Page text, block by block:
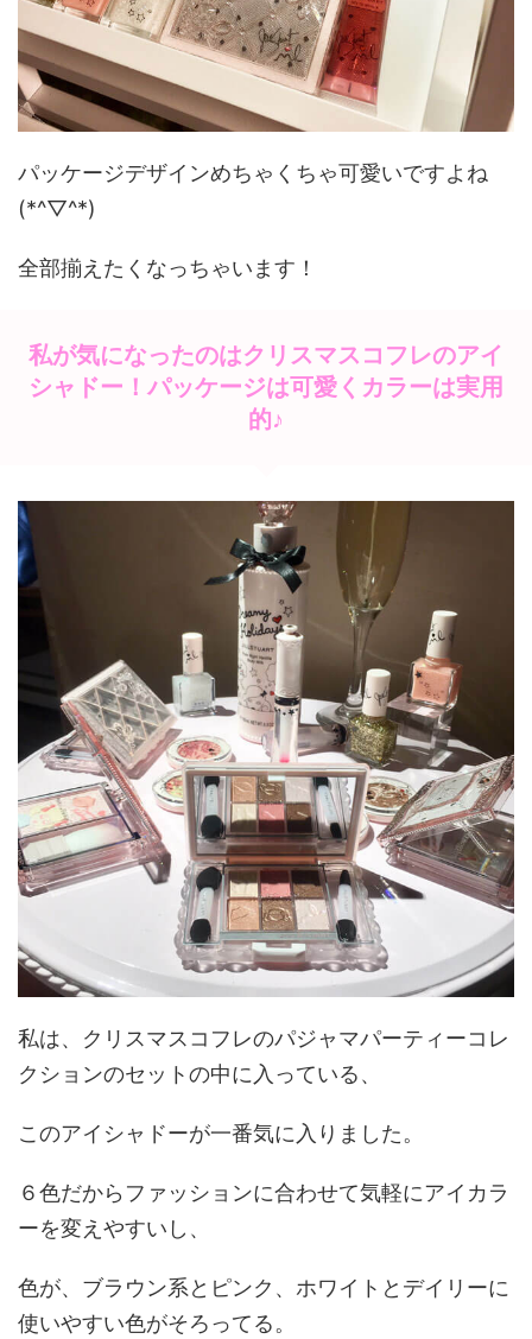
パッケージデザインめちゃくちゃ可愛いですよね
(*^▽^*)
全部揃えたくなっちゃいます！
私が気になったのはクリスマスコフレのアイ
シャドー！パッケージは可愛くカラーは実用
的♪
私は、クリスマスコフレのパジャマパーティーコレ
クションのセットの中に入っている、
このアイシャドーが一番気に入りました。
６色だからファッションに合わせて気軽にアイカラ
ーを変えやすいし、
色が、ブラウン系とピンク、ホワイトとデイリーに
使いやすい色がそろってる。